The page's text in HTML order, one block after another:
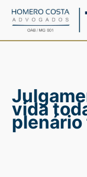
para
vida
plenário